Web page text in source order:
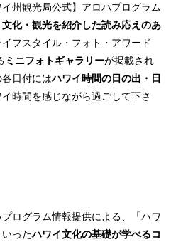
州観光局公式】アロハプログラム
化・観光を紹介した読み応えのあ
フスタイル・フォト・アワード
ミニフォトギャラリーが掲載され
日付にはハワイ時間の日の出・日
時間を感じながら過ごして下さ
ログラム情報提供による、「ハワ
ったハワイ文化の基礎が学べるコ